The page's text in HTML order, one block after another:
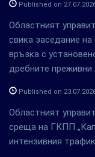
Published on
Областният
свика заседание
връзка с
дребните
Published on
Областният
среща на ГКПП
интензивния трафик